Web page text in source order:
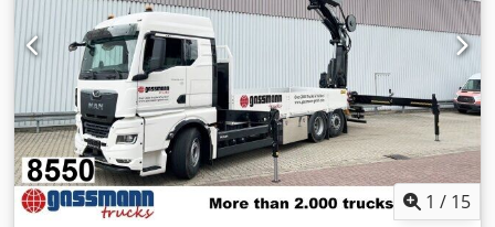
1 / 15